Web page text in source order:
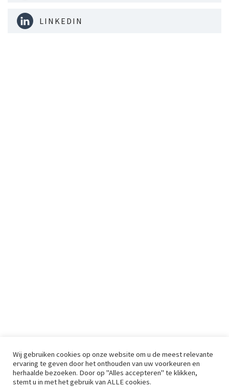
LINKEDIN
Wij gebruiken cookies op onze website om u de meest relevante
ervaring te geven door het onthouden van uw voorkeuren en
herhaalde bezoeken. Door op "Alles accepteren" te klikken,
stemt u in met het gebruik van ALLE cookies.